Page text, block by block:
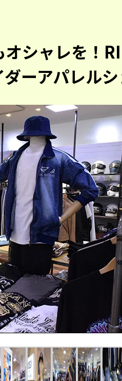
シャレを！
ーアパレル